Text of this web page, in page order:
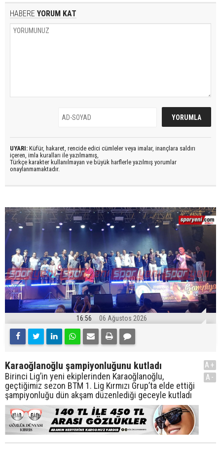
HABERE YORUM KAT
UYARI: Küfür, hakaret, rencide edici cümleler veya imalar, inançlara saldırı
içeren, imla kuralları ile yazılmamış,
Türkçe karakter kullanılmayan ve büyük harflerle yazılmış yorumlar
onaylanmamaktadır.
16:56 06 Ağustos 2026
Karaoğlanoğlu şampiyonluğunu kutladı
Birinci Lig’in yeni ekiplerinden Karaoğlanoğlu,
geçtiğimiz sezon BTM 1. Lig Kırmızı Grup’ta elde ettiği
şampiyonluğu dün akşam düzenlediği geceyle kutladı
A+
A-